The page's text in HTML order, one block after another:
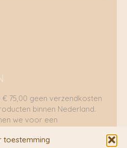
toestemming
75,00 geen verzendkosten
binnen Nederland.
we voor een